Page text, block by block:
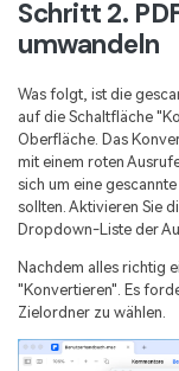
Schritt 2.
umwandeln
Was folgt, ist die
auf die Schaltfläche
Oberfläche. Das
mit einem roten
sich um eine
sollten. Aktivieren Sie
Dropdown-Liste der
Nachdem alles richtig
"Konvertieren". Es
Zielordner zu wählen.